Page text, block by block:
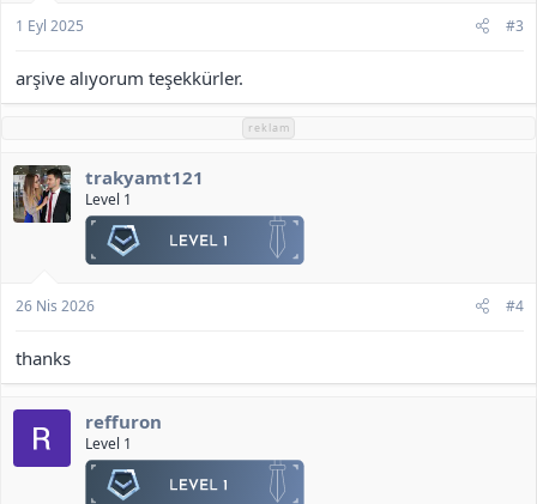
1 Eyl 2025 #3
arşive alıyorum teşekkürler.
reklam
trakyamt121
Level 1
26 Nis 2026 #4
thanks
reffuron
Level 1